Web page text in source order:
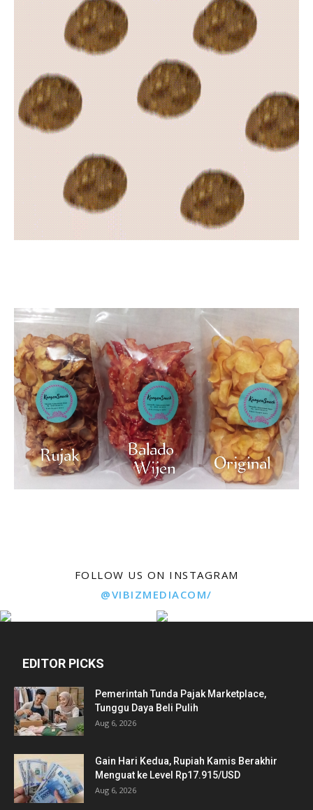
FOLLOW US ON INSTAGRAM
@VIBIZMEDIACOM/
EDITOR PICKS
Pemerintah Tunda Pajak Marketplace,
Tunggu Daya Beli Pulih
Aug 6, 2026
Gain Hari Kedua, Rupiah Kamis Berakhir
Menguat ke Level Rp17.915/USD
Aug 6, 2026